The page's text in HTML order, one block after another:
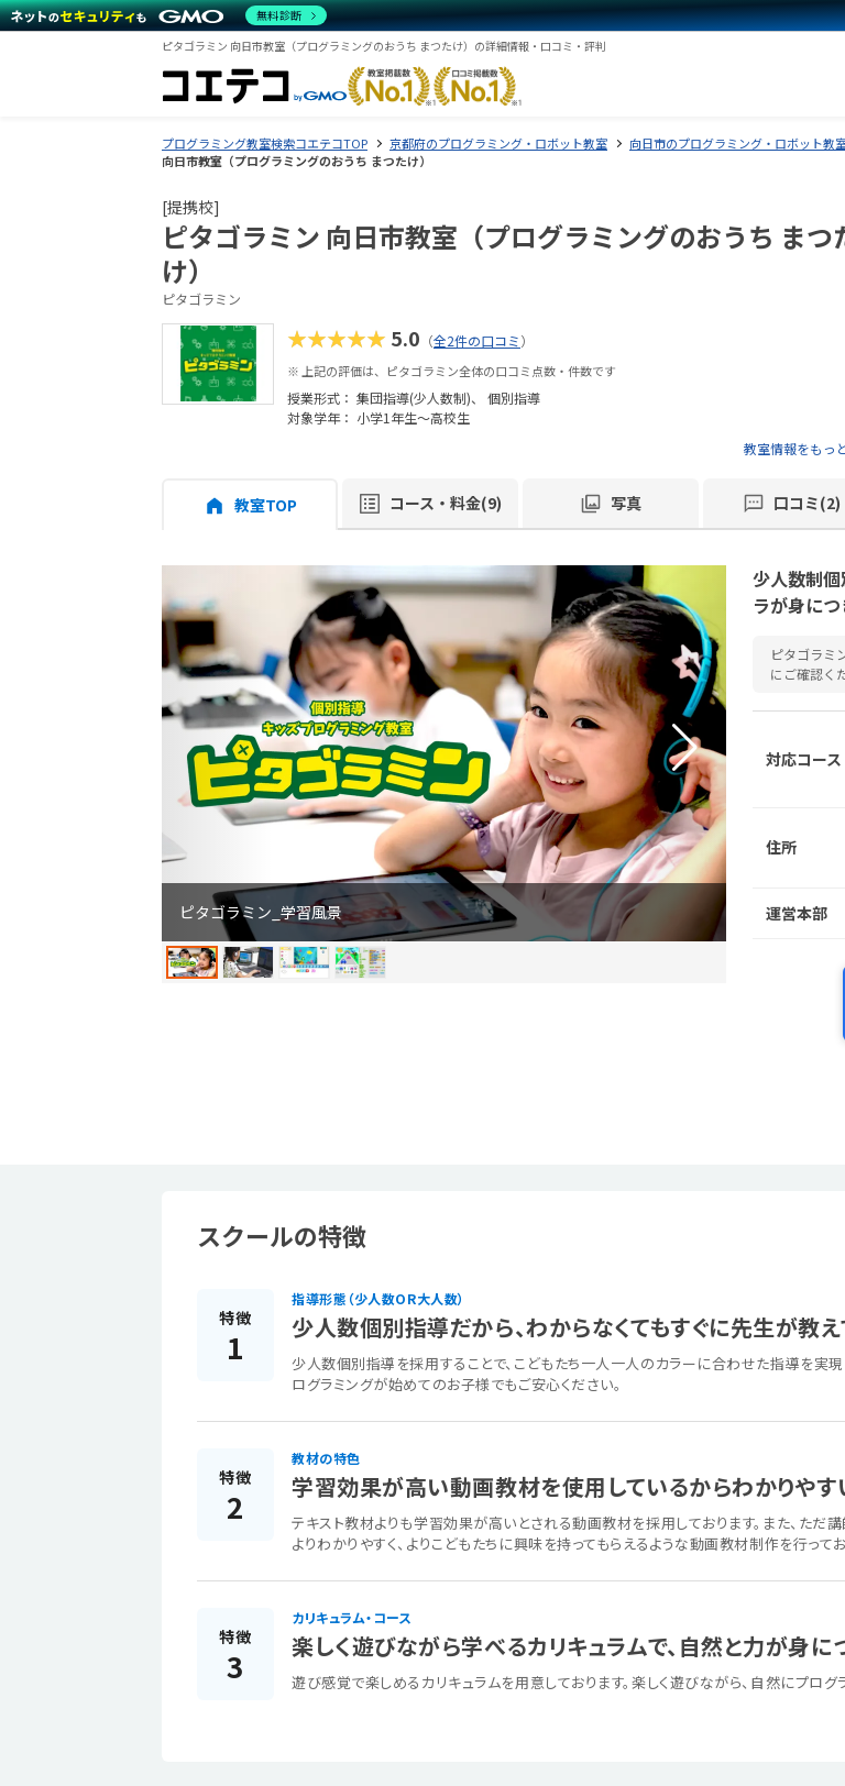
ピタゴラミン 向日市教室（プログラミングのおうち まつたけ）の詳細情報・口コミ・評判
プログラミング教室検索コエテコTOP 京都府のプログラミング・ロボット教室 向日市のプログラミング・ロボット教
向日市教室（プログラミングのおうち まつたけ）
[提携校]
ピタゴラミン 向日市教室（プログラミングのおうち まつ
け）
ピタゴラミン
★★★★★ 5.0 （全2件の口コミ）
※ 上記の評価は、ピタゴラミン全体の口コミ点数・件数です
授業形式： 集団指導(少人数制)
個別指導
対象学年： 小学1年生～高校生
教室情報をもっ
教室TOP コース・料金(9) 写真 口コミ(2)
ピタゴラミン_学習風景
少人数制
ラが身に
ピタゴラミ
にご確認く
対応コース
住所
運営本部
スクールの特徴
特徴
1
指導形態（少人数OR大人数）
少人数個別指導だから、わからなくてもすぐに先生が教え
少人数個別指導を採用することで、こどもたち一人一人のカラーに合わせた指導を実現
ログラミングが始めてのお子様でもご安心ください。
特徴
2
教材の特色
学習効果が高い動画教材を使用しているからわかりやす
テキスト教材よりも学習効果が高いとされる動画教材を採用しております。また、ただ
よりわかりやすく、よりこどもたちに興味を持ってもらえるような動画教材制作を行ってお
特徴
3
カリキュラム・コース
楽しく遊びながら学べるカリキュラムで、自然と力が身につ
遊び感覚で楽しめるカリキュラムを用意しております。楽しく遊びながら、自然にプロ
無料診断